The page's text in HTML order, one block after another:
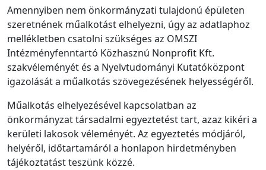
Amennyiben nem önkormányzati tulajdonú épületen
szeretnének műalkotást elhelyezni, úgy az adatlaphoz
mellékletben csatolni szükséges az OMSZI
Intézményfenntartó Közhasznú Nonprofit Kft.
szakvéleményét és a Nyelvtudományi Kutatóközpont
igazolását a műalkotás szövegezésének helyességéről.
Műalkotás elhelyezésével kapcsolatban az
önkormányzat társadalmi egyeztetést tart, azaz kikéri a
kerületi lakosok véleményét. Az egyeztetés módjáról,
helyéről, időtartamáról a honlapon hirdetményben
tájékoztatást teszünk közzé.